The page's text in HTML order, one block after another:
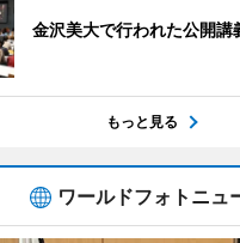
金沢美大で行われた公開講
もっと見る
ワールドフォトニュ